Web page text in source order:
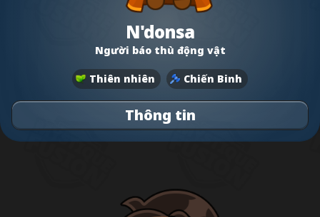
N'donsa
Người báo thù động vật
Thiên nhiên Chiến Binh
Thông tin